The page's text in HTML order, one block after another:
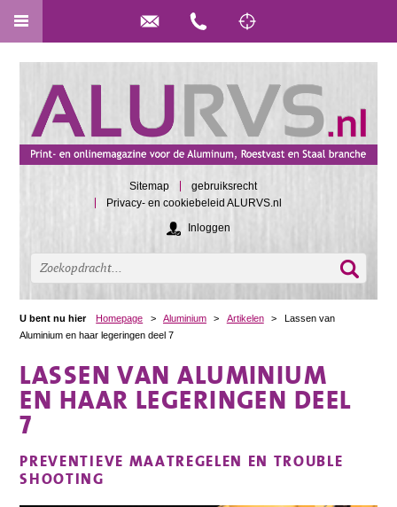
Sitemap
gebruiksrecht
Privacy- en cookiebeleid ALURVS.nl
Inloggen
U bent nu hier Homepage > Aluminium > Artikelen >
Lassen van
Aluminium en haar legeringen deel 7
LASSEN VAN ALUMINIUM
EN HAAR LEGERINGEN DEEL
7
PREVENTIEVE MAATREGELEN EN TROUBLE
SHOOTING